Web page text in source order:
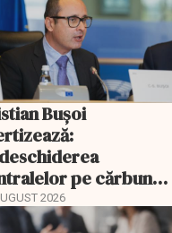
Bușoi
pe cărbune
costa România
un miliard de euro
2026